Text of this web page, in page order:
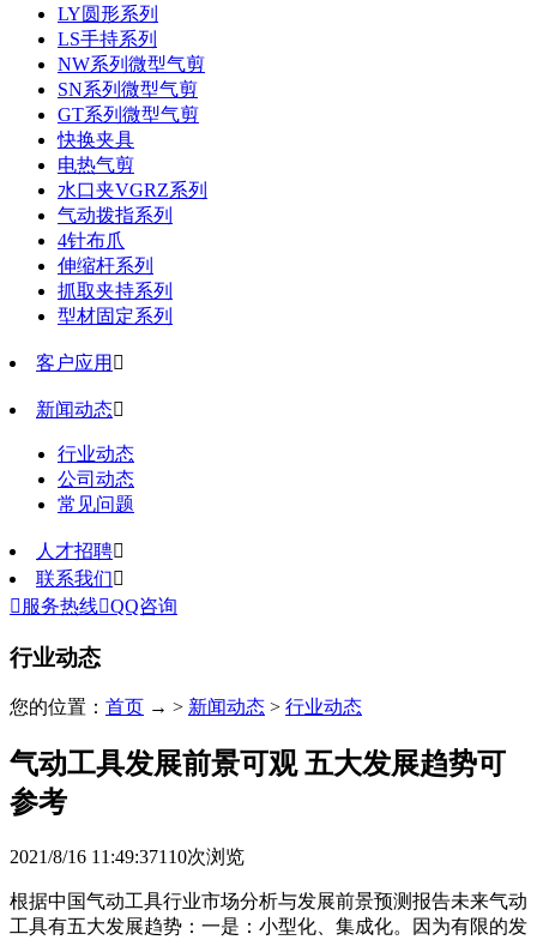
LY圆形系列
LS手持系列
NW系列微型气剪
SN系列微型气剪
GT系列微型气剪
快换夹具
电热气剪
水口夹VGRZ系列
气动拨指系列
4针布爪
伸缩杆系列
抓取夹持系列
型材固定系列
客户应用 
新闻动态
行业动态
公司动态
常见问题
人才招聘
联系我们
 服务热线QQ咨询
行业动态
您的位置： 首页 → > 新闻动态 > 行业动态
气动工具发展前景可观 五大发展趋势可
参考
2021/8/16 11:49:37110次浏览
根据中国气动工具行业市场分析与发展前景预测报告未来气动
工具有五大发展趋势：一是：小型化、集成化。因为有限的发